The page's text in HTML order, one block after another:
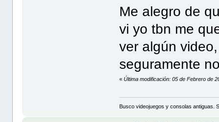
Me alegro de
vi yo tbn me
ver algún
seguramente
«Última modificación: 05 de Febrero de
Busco videojuegos y consolas antiguas.